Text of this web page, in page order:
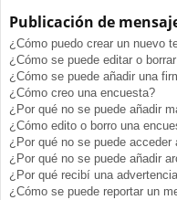
Publicación de
¿Cómo puedo crear un nuevo
¿Cómo se puede editar o
¿Cómo se puede añadir una
¿Cómo creo una encuesta?
¿Por qué no se puede añadir
¿Cómo edito o borro una
¿Por qué no se puede acceder
¿Por qué no se puede añadir
¿Por qué recibí una
¿Cómo se puede reportar un